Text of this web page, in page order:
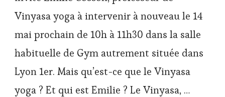
Vinyasa yoga à intervenir à nouveau le 14
mai prochain de 10h à 11h30 dans la salle
habituelle de Gym autrement située dans
Lyon 1er. Mais qu’est-ce que le Vinyasa
yoga ? Et qui est Emilie ? Le Vinyasa, …